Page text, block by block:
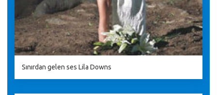
Sınırdan gelen ses Lila Downs